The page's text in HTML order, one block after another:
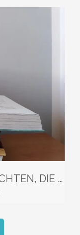
VORLESE-ZAUBER: GESCHICHTEN, DIE KLEINEN UND GROSSEN KINDERN GEFALLEN